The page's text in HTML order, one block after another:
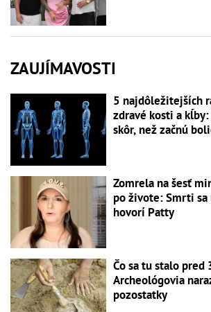
ZAUJÍMAVOSTI
5 najdôležitejších
zdravé kosti a
skôr, než začnú
Zomrela na šesť
po živote: Smrti
hovorí Patty
Čo sa tu stalo
Archeológovia
pozostatky